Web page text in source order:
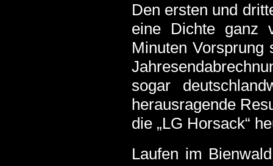
Den ersten und
eine Dichte ganz
Minuten
sogar
herausragende
die „LG Horsack“
Laufen im